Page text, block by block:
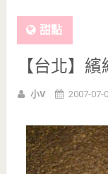
甜點
【台北】
小V 2007-07-